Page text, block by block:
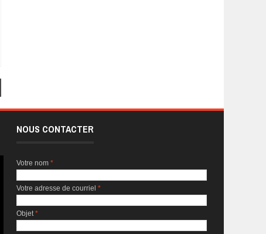
NOUS CONTACTER
Votre nom*
Votre adresse de courriel*
Objet*